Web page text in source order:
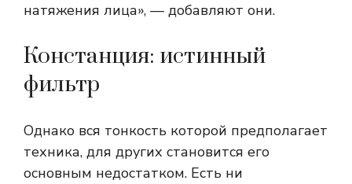
натяжения лица», — добавляют они.
Констанция: истинный
фильтр
Однако вся тонкость которой предполагает
техника, для других становится его
основным недостатком. Есть ни